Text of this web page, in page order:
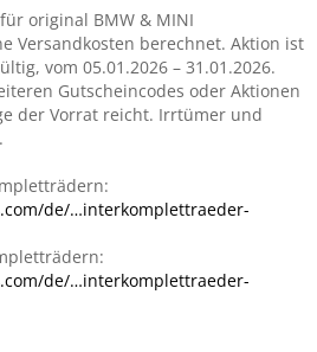
original BMW & MINI
Versandkosten berechnet. Aktion ist
vom 05.01.2026 – 31.01.2026.
Gutscheincodes oder Aktionen
der Vorrat reicht. Irrtümer und
de/…interkomplettraeder-
de/…interkomplettraeder-